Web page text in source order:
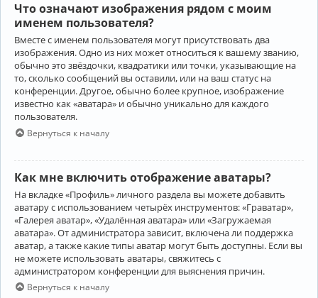
Что означают изображения рядом с моим
именем пользователя?
Вместе с именем пользователя могут присутствовать два
изображения. Одно из них может относиться к вашему званию,
обычно это звёздочки, квадратики или точки, указывающие на
то, сколько сообщений вы оставили, или на ваш статус на
конференции. Другое, обычно более крупное, изображение
известно как «аватара» и обычно уникально для каждого
пользователя.
Вернуться к началу
Как мне включить отображение аватары?
На вкладке «Профиль» личного раздела вы можете добавить
аватару с использованием четырёх инструментов: «Граватар»,
«Галерея аватар», «Удалённая аватара» или «Загружаемая
аватара». От администратора зависит, включена ли поддержка
аватар, а также какие типы аватар могут быть доступны. Если вы
не можете использовать аватары, свяжитесь с
администратором конференции для выяснения причин.
Вернуться к началу